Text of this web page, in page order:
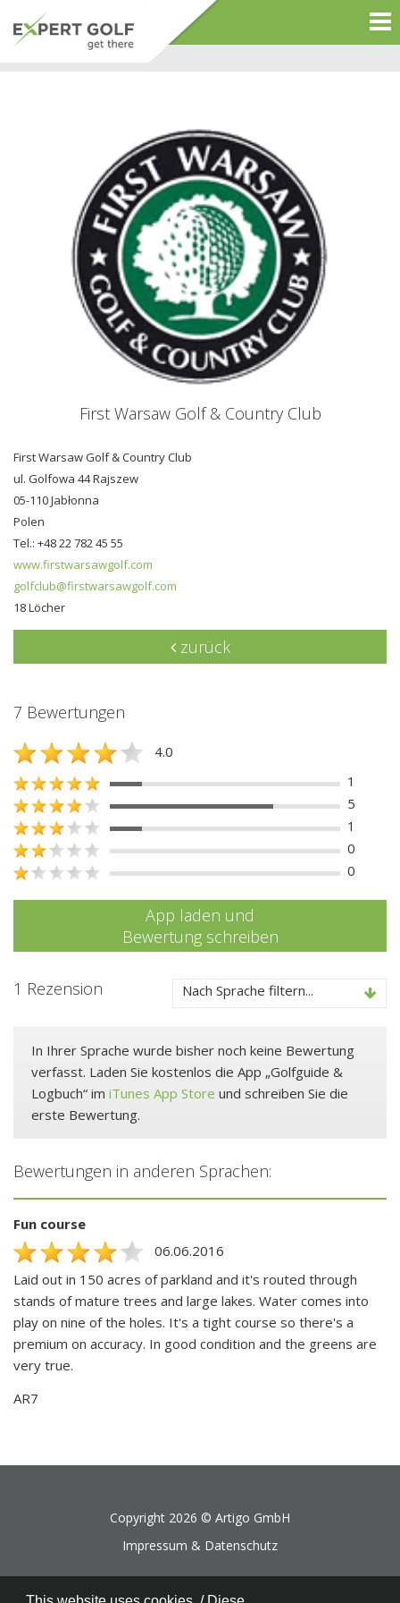
First Warsaw Golf & Country Club
First Warsaw Golf & Country Club
ul. Golfowa 44 Rajszew
05-110 Jabłonna
Polen
Tel.: +48 22 782 45 55
www.firstwarsawgolf.com
golfclub@firstwarsawgolf.com
18 Löcher
zurück
7 Bewertungen
4.0
1
5
1
0
0
App laden und
Bewertung schreiben
1 Rezension Nach Sprache filtern...
In Ihrer Sprache wurde bisher noch keine Bewertung
verfasst. Laden Sie kostenlos die App „Golfguide &
Logbuch“ im iTunes App Store und schreiben Sie die
erste Bewertung.
Bewertungen in anderen Sprachen:
Fun course
06.06.2016
Laid out in 150 acres of parkland and it's routed through
stands of mature trees and large lakes. Water comes into
play on nine of the holes. It's a tight course so there's a
premium on accuracy. In good condition and the greens are
very true.
AR7
Copyright 2026 © Artigo GmbH
Impressum & Datenschutz